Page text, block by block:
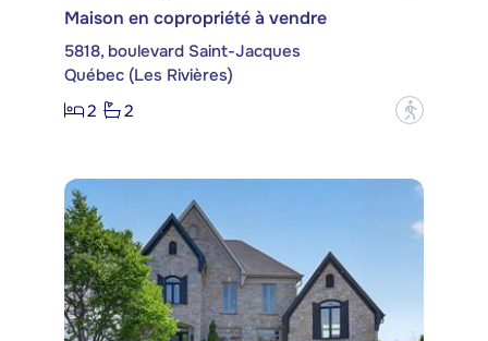
Maison en copropriété à vendre
5818, boulevard Saint-Jacques
Québec (Les Rivières)
2
2 ?